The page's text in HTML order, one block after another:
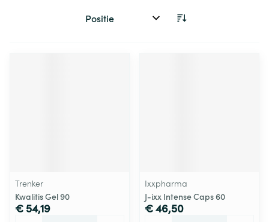
Sorteer op:
Trenker
Kwalitis Gel 90
€ 54,19
Ixxpharma
J-ixx Intense Caps 60
€ 46,50